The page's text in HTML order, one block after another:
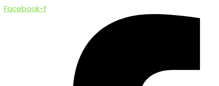
Facebook-f